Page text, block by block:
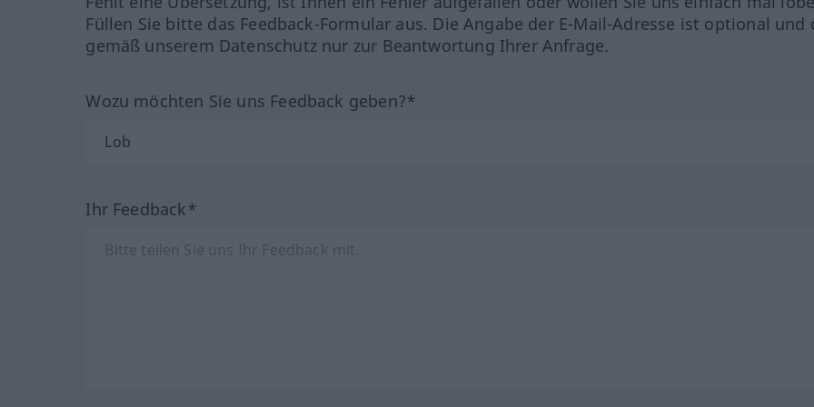
Füllen Sie bitte das Feedback-Formular aus. Die Angabe der E-Mail-Adresse ist optional und
gemäß unserem Datenschutz nur zur Beantwortung Ihrer Anfrage.
Wozu möchten Sie uns Feedback geben?*
Ihr Feedback*